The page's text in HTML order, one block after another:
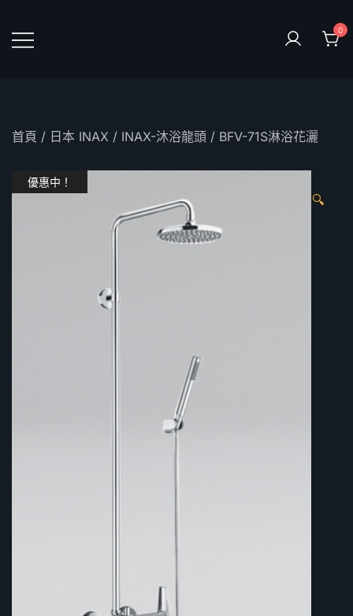
content
0
首頁 / 日本 INAX / INAX-沐浴龍頭 / BFV-71S淋浴花灑
優惠中！
🔍